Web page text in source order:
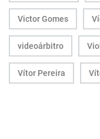
Victor Gomes
videoárbitro
Vítor Pereira